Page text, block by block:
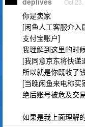
你是卖家
[闲鱼人工客服介入
支付宝账户]
我理解到这里的时
[我同意京东将快递
所以就是你既收了
[当晚闲鱼来电称买
绝后账号被危及交
如果是我上面理解